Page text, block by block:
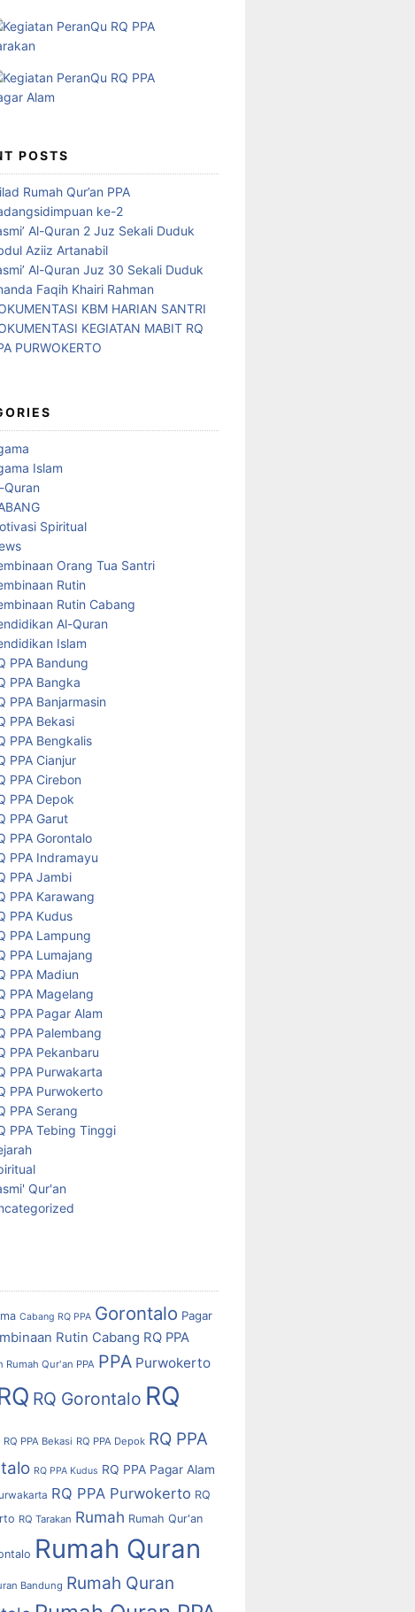
POSTS
Rumah Qur’an PPA
ke-2
Al-Quran 2 Juz Sekali Duduk
Aziiz Artanabil
Al-Quran Juz 30 Sekali Duduk
Faqih Khairi Rahman
KBM HARIAN SANTRI
KEGIATAN MABIT RQ
PURWOKERTO
Islam
Quran
Spiritual
Orang Tua Santri
Rutin
Rutin Cabang
Al-Quran
Islam
PPA Bandung
PPA Bangka
PPA Banjarmasin
PPA Bekasi
PPA Bengkalis
PPA Cianjur
PPA Cirebon
PPA Depok
PPA Garut
PPA Gorontalo
PPA Indramayu
PPA Jambi
PPA Karawang
PPA Kudus
PPA Lampung
PPA Lumajang
PPA Madiun
PPA Magelang
PPA Pagar Alam
PPA Palembang
PPA Pekanbaru
PPA Purwakarta
PPA Purwokerto
PPA Serang
PPA Tebing Tinggi
Qur'an
Cabang RQ PPA Gorontalo Pagar
Rutin Cabang RQ PPA
Rumah Qur'an PPA PPA Purwokerto
RQ Gorontalo RQ
RQ PPA Bekasi RQ PPA Depok RQ PPA
RQ PPA Kudus RQ PPA Pagar Alam
RQ PPA Purwokerto RQ
RQ Tarakan Rumah Rumah Qur'an
Rumah Quran
Bandung Rumah Quran